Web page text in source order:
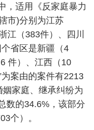
，适用《反家庭暴力
市)分别为江苏
江（383件）、四川
省区是新疆（4
6 件）、江西（ 10
为案由的案件有2213
姻家庭、继承纠纷为
数的34.6% ，该部分
个）。